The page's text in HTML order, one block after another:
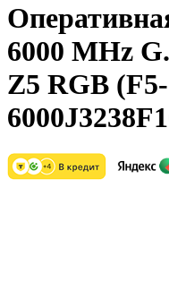
6000 MHz
Z5 RGB (F5-